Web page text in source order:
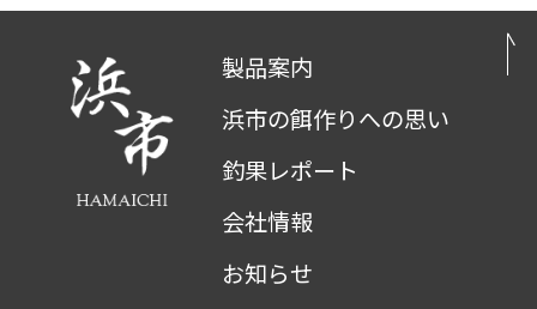
製品案内
浜市の餌作りへの思い
釣果レポート
会社情報
お知らせ